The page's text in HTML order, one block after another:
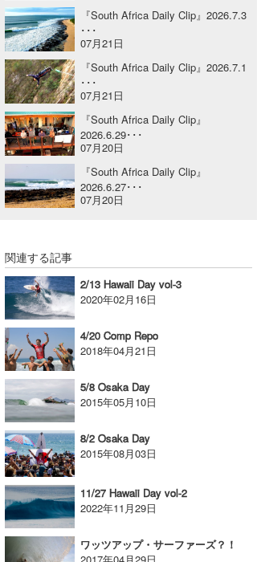
『South Africa Daily Clip』2026.7.3
･･･
07月21日
『South Africa Daily Clip』2026.7.1
･･･
07月21日
『South Africa Daily Clip』
2026.6.29･･･
07月20日
『South Africa Daily Clip』
2026.6.27･･･
07月20日
関連する記事
2/13 Hawaii Day vol-3
2020年02月16日
4/20 Comp Repo
2018年04月21日
5/8 Osaka Day
2015年05月10日
8/2 Osaka Day
2015年08月03日
11/27 Hawaii Day vol-2
2022年11月29日
ワッツアップ・サーファーズ？！
大野”MAR”修聖
喜納海人
H
KID
KOBU
KY
MIN
mitz
S.K
Soulman
VAGY
waka☆=
YUKI☆
たっちー
ハンマー
まっきー
三輪予報士
小川予報士